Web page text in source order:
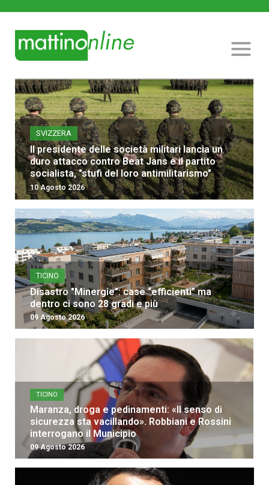
SVIZZERA
Il presidente delle società militari lancia un
duro attacco contro Beat Jans e il partito
socialista, "stufi del loro antimilitarismo"
10 Agosto 2026
TICINO
Disastro "Minergie": case “efficienti” ma
dentro ci sono 28 gradi e più
09 Agosto 2026
TICINO
Maranza, droga e pedinamenti: «Il senso di
sicurezza sta vacillando». Robbiani e Rossini
interrogano il Municipio
09 Agosto 2026